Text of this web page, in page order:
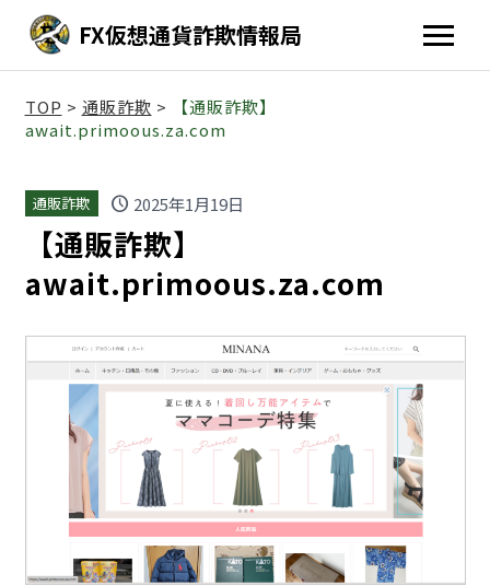
FX仮想通貨詐欺情報局
TOP > 通販詐欺 >
【通販詐欺】
await.primoous.za.com
通販詐欺 schedule 2025年1月19日
【通販詐欺】
await.primoous.za.com